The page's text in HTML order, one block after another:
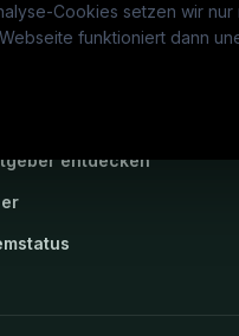
Cookies setzen wir nur
funktioniert dann
entdecken